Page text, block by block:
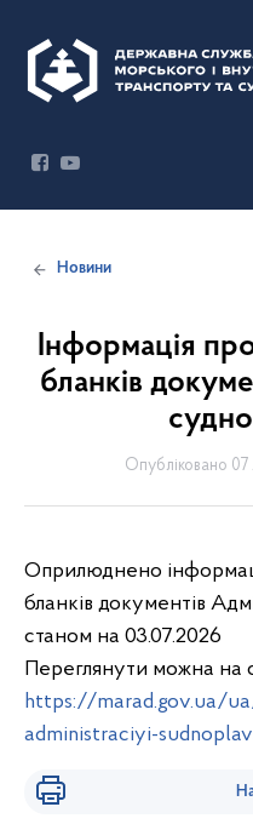
Новини
Інформація
бланків
Опубліковано
Оприлюднено
бланків документів
станом на 03.07.2026
Переглянути можна на
https://marad.gov.ua/
administraciyi-